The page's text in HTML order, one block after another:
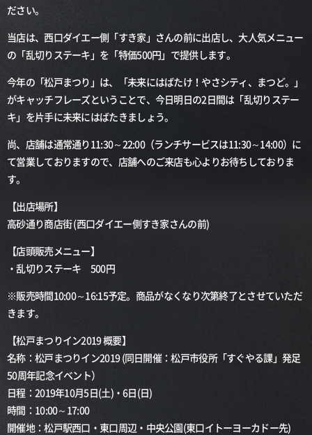
ださい。
当店は、西口ダイエー側「すき家」さんの前に出店し、大人気メニュー
の「乱切りステーキ」を「特価500円」で提供します。
今年の「松戸まつり」は、「未来にはばたけ！やさシティ、まつど。」
がキャッチフレーズということで、今日明日の2日間は「乱切りステー
キ」を片手に未来にはばたきましょう。
尚、店舗は通常通り11:30～22:00（ランチサービスは11:30～14:00）に
て営業しておりますので、店舗へのご来店も心よりお待ちしておりま
す。
【出店場所】
高砂通り商店街 (西口ダイエー側すき家さんの前)
【店頭販売メニュー】
・乱切りステーキ 500円
※販売時間10:00～16:15予定。商品がなくなり次第終了とさせていただ
きます。
【松戸まつりイン2019 概要】
名称：松戸まつりイン2019 (同日開催：松戸市役所「すぐやる課」発足
50周年記念イベント）
日程：2019年10月5日(土)・6日(日)
時間：10:00～17:00
開催地：松戸駅西口・東口周辺・中央公園(東口イトーヨーカドー先)